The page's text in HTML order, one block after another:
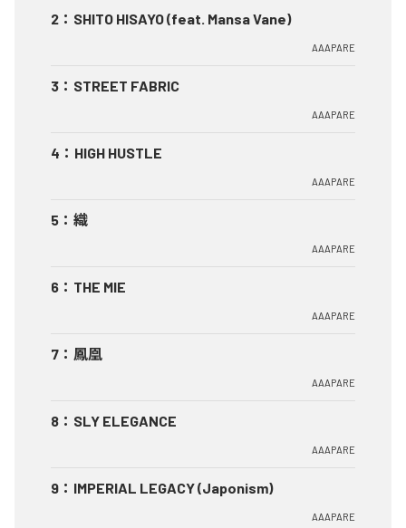
2 ： SHITO HISAYO (feat. Mansa Vane)
AAAPARE
3 ： STREET FABRIC
AAAPARE
4 ： HIGH HUSTLE
AAAPARE
5 ： 織
AAAPARE
6 ： THE MIE
AAAPARE
7 ： 鳳凰
AAAPARE
8 ： SLY ELEGANCE
AAAPARE
9 ： IMPERIAL LEGACY (Japonism)
AAAPARE